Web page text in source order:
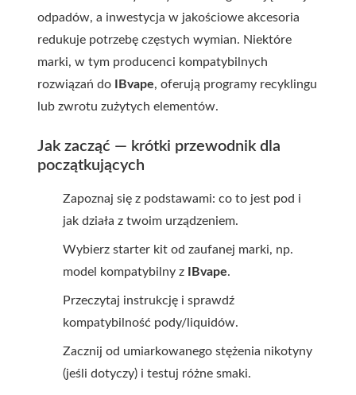
odpadów, a inwestycja w jakościowe akcesoria
redukuje potrzebę częstych wymian. Niektóre
marki, w tym producenci kompatybilnych
rozwiązań do
IBvape, oferują programy recyklingu
lub zwrotu zużytych elementów.
Jak zacząć — krótki przewodnik dla
początkujących
Zapoznaj się z podstawami: co to jest pod i
jak działa z twoim urządzeniem.
Wybierz starter kit od zaufanej marki, np.
model kompatybilny z
IBvape.
Przeczytaj instrukcję i sprawdź
kompatybilność pody/liquidów.
Zacznij od umiarkowanego stężenia nikotyny
(jeśli dotyczy) i testuj różne smaki.